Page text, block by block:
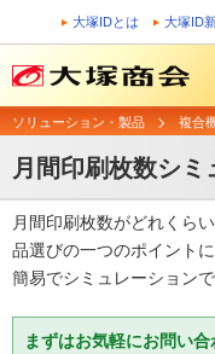
大塚IDとは 大塚ID
ソリューション・製品 複合
月間印刷枚数シミ
月間印刷枚数がどれくら
品選びの一つのポイント
簡易でシミュレーションで
まずはお気軽にお問い合